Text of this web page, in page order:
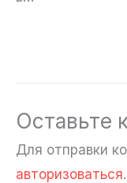
Оставьте
Для отправки
авторизоваться.